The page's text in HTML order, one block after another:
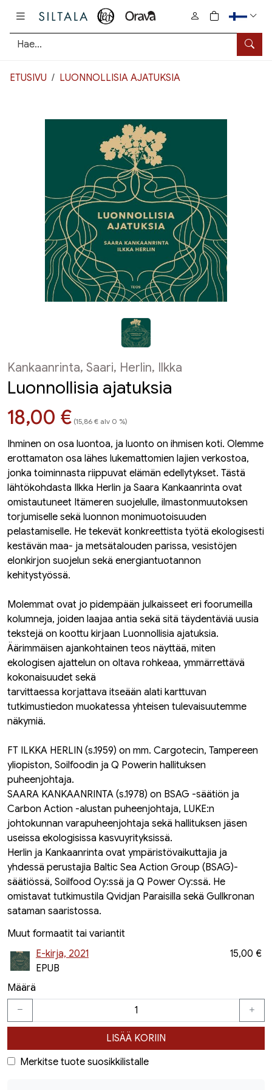
Hae
0
tuotetta
ETUSIVU LUONNOLLISIA AJATUKSIA
Kankaanrinta, Saari, Herlin, Ilkka
Luonnollisia ajatuksia
Hinta nyt
18,00 € (15,86 € alv 0 %)
Ihminen on osa luontoa, ja luonto on ihmisen koti. Olemme
erottamaton osa lähes lukemattomien lajien verkostoa,
jonka toiminnasta riippuvat elämän edellytykset. Tästä
lähtökohdasta Ilkka Herlin ja Saara Kankaanrinta ovat
omistautuneet Itämeren suojelulle, ilmastonmuutoksen
torjumiselle sekä luonnon monimuotoisuuden
pelastamiselle. He tekevät konkreettista työtä ekologisesti
kestävän maa- ja metsätalouden parissa, vesistöjen
elonkirjon suojelun sekä energiantuotannon
kehitystyössä.
Molemmat ovat jo pidempään julkaisseet eri foorumeilla
kolumneja, joiden laajaa antia sekä sitä täydentäviä uusia
tekstejä on koottu kirjaan Luonnollisia ajatuksia.
Äärimmäisen ajankohtainen teos näyttää, miten
ekologisen ajattelun on oltava rohkeaa, ymmärrettävä
kokonaisuudet sekä
tarvittaessa korjattava itseään alati karttuvan
tutkimustiedon muokatessa yhteisen tulevaisuutemme
näkymiä.
FT ILKKA HERLIN (s.1959) on mm. Cargotecin, Tampereen
yliopiston, Soilfoodin ja Q Powerin hallituksen
puheenjohtaja.
SAARA KANKAANRINTA (s.1978) on BSAG -säätiön ja
Carbon Action -alustan puheenjohtaja, LUKE:n
johtokunnan varapuheenjohtaja sekä hallituksen jäsen
useissa ekologisissa kasvuyrityksissä.
Herlin ja Kankaanrinta ovat ympäristövaikuttajia ja
yhdessä perustajia Baltic Sea Action Group (BSAG)-
säätiössä, Soilfood Oy:ssä ja Q Power Oy:ssä. He
omistavat tutkimustila Qvidjan Paraisilla sekä Gullkronan
sataman saaristossa.
Muut formaatit tai variantit
E-kirja, 2021
EPUB
15,00 €
Määrä
LISÄÄ KORIIN
Merkitse tuote suosikkilistalle